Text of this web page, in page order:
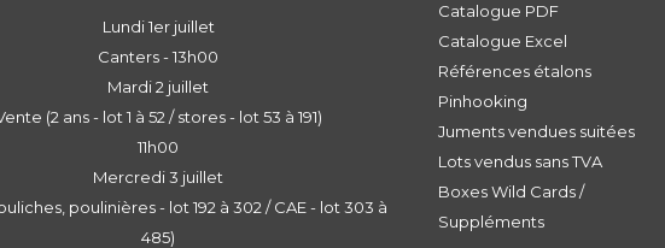
Lundi 1er juillet
Canters - 13h00
Mardi 2 juillet
(2 ans - lot 1 à 52 / stores - lot 53 à 191)
11h00
Mercredi 3 juillet
poulinières - lot 192 à 302 / CAE - lot 303 à
485)
Catalogue PDF
Catalogue Excel
Références étalons
Pinhooking
Juments vendues suitées
Lots vendus sans TVA
Boxes Wild Cards /
Suppléments